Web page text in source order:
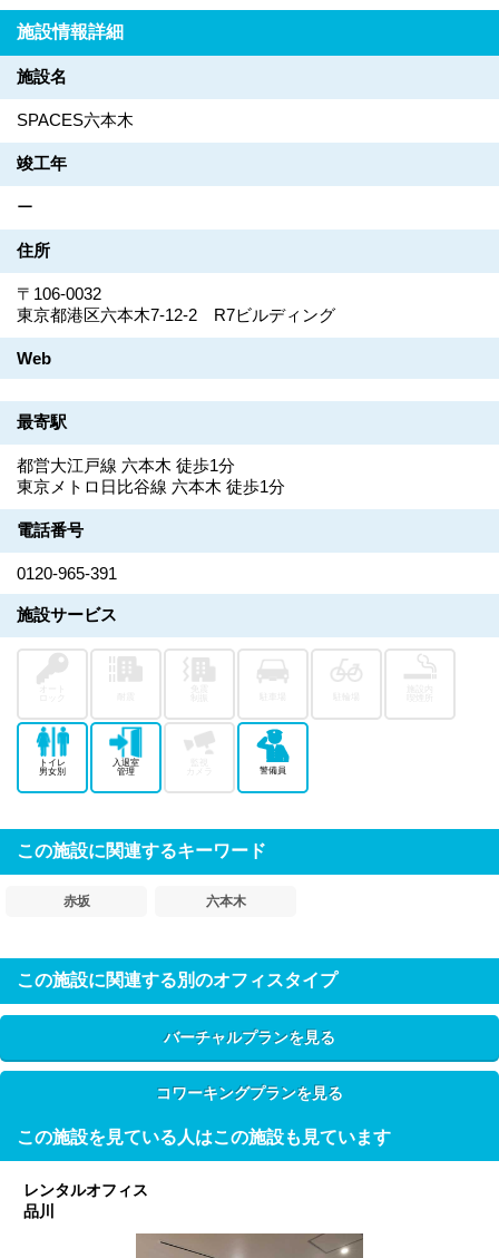
施設情報詳細
施設名
SPACES六本木
竣工年
ー
住所
〒106-0032
東京都港区六本木7-12-2 R7ビルディング
Web
最寄駅
都営大江戸線 六本木 徒歩1分
東京メトロ日比谷線 六本木 徒歩1分
電話番号
0120-965-391
施設サービス
トイレ
男女別
入退室
管理
カメラ
警備員
この施設に関連するキーワード
赤坂 六本木
この施設に関連する別のオフィスタイプ
バーチャルプランを見る
コワーキングプランを見る
この施設を見ている人はこの施設も見ています
レンタルオフィス
品川